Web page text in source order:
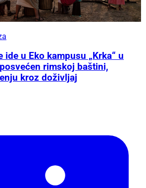
ide u Eko kampusu „Krka“ u
rimskoj baštini,
kroz doživljaj